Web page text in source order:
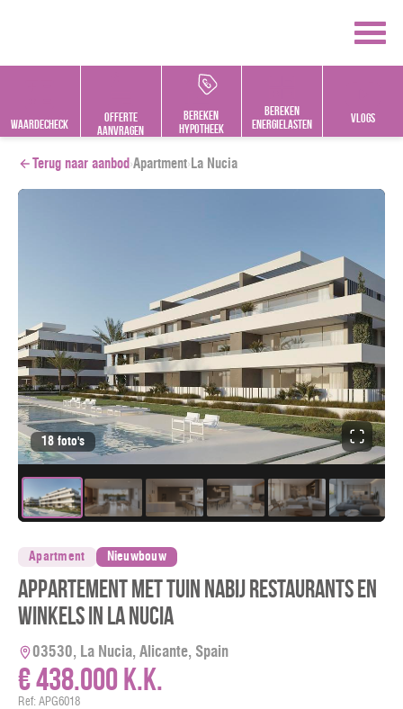
Terug naar aanbod›Apartment› La Nucia
18 foto's
Apartment Nieuwbouw
Appartement met tuin nabij restaurants en
winkels in La Nucia
03530, La Nucia, Alicante, Spain
€ 438.000 k.k.
Ref: APG6018
Waardecheck
offerte
aanvragen
bereken
hypotheek
Bereken
energielasten
vlogs